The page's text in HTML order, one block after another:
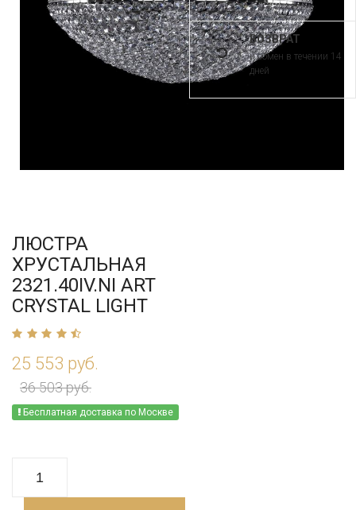
ЛЮСТРА
ХРУСТАЛЬНАЯ
2321.40IV.NI ART
CRYSTAL LIGHT
25 553 руб.
36 503 руб.
Бесплатная доставка по Москве
ВОЗВРАТ
и обмен в течении 14
дней